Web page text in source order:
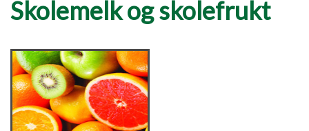
Skolemelk og skolefrukt